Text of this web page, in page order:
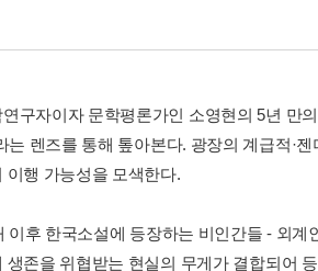
구자이자 문학평론가인 소영현의 5년 만
는 렌즈를 통해 톺아본다. 광장의 계급적·
이행 가능성을 모색한다.
이후 한국소설에 등장하는 비인간들 - 외
생존을 위협받는 현실의 무게가 결합되어